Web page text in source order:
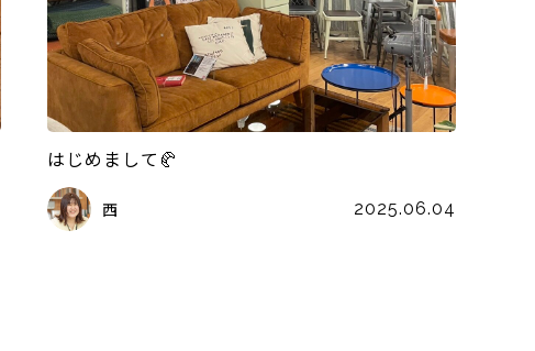
はじめまして🥐
西 2025.06.04